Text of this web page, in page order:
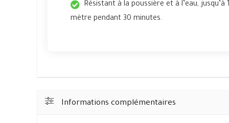
Résistant à la poussière et à l’eau, jusqu’à
mètre pendant 30 minutes.
Informations complémentaires